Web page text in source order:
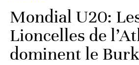
Mondial U20:
Lioncelles de
dominent le